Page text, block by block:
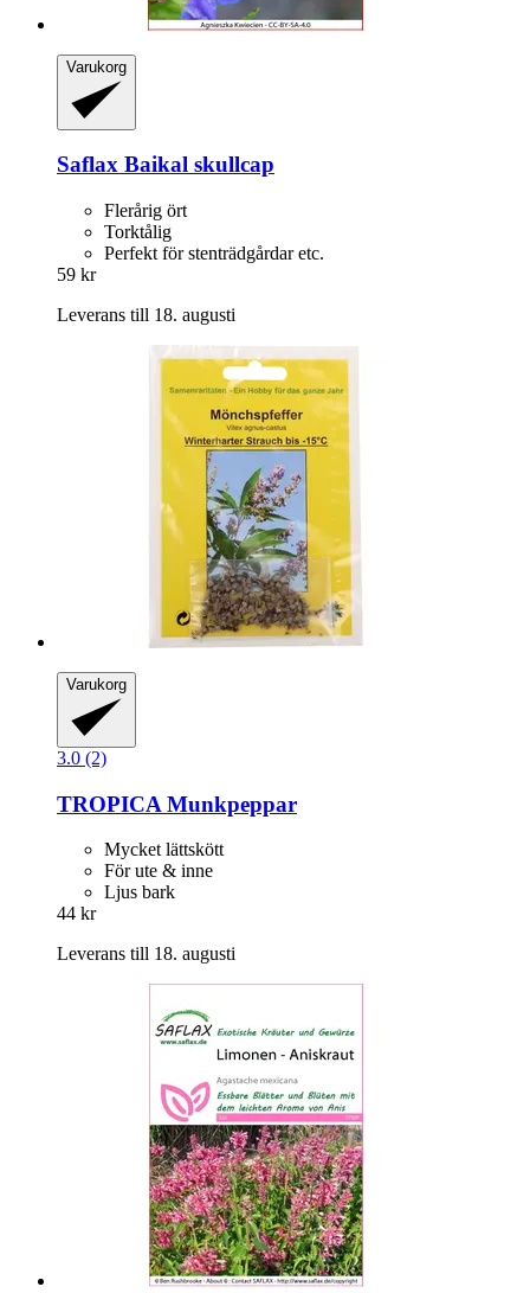
Varukorg
Saflax Baikal skullcap
Flerårig ört
Torktålig
Perfekt för stenträdgårdar etc.
59 kr
Leverans till 18. augusti
Varukorg
3.0 (2)
TROPICA Munkpeppar
Mycket lättskött
För ute & inne
Ljus bark
44 kr
Leverans till 18. augusti